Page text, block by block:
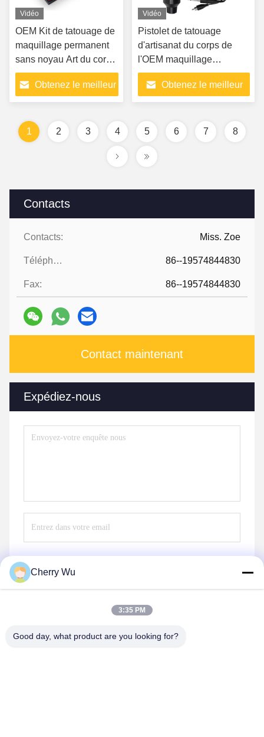
Contacts
Contacts: Miss. Zoe
Téléphone: 86--19574844830
Fax: 86--19574844830
Contact maintenant
Expédiez-nous
Vidéo
OEM Kit de tatouage de
maquillage permanent
sans noyau Art du corps
du moteur Cartouches
d'aiguille de pistolet de
tatouage
Obtenez le meilleur
Vidéo
Pistolet de tatouage
d'artisanat du corps de
l'OEM maquillage
permanent
Obtenez le meilleur
1 2 3 4 5 6 7 8
Cherry Wu
3:35 PM
Good day, what product are you looking for?